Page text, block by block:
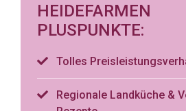
HEIDEFARMEN
PLUSPUNKTE:
Tolles
Regionale Landküche &